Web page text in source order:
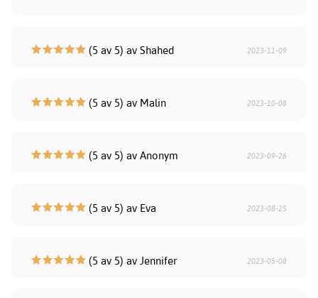
(5 av 5) av Shahed 2023-11-09
(5 av 5) av Malin 2023-10-08
(5 av 5) av Anonym 2023-09-26
(5 av 5) av Eva 2023-08-25
(5 av 5) av Jennifer 2023-05-08